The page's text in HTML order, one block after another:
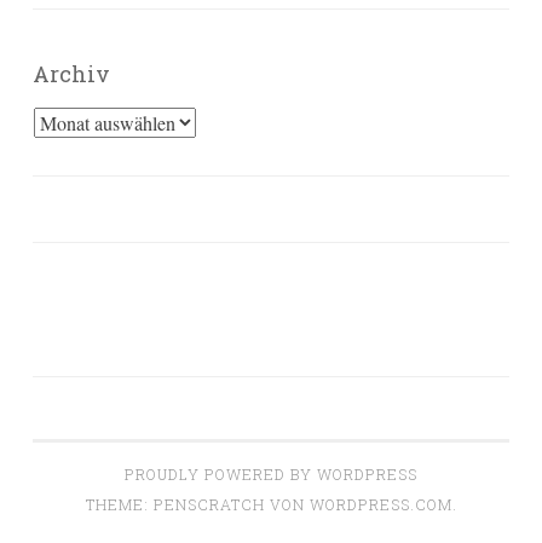
Archiv
Archiv
PROUDLY POWERED BY WORDPRESS
THEME: PENSCRATCH VON WORDPRESS.COM